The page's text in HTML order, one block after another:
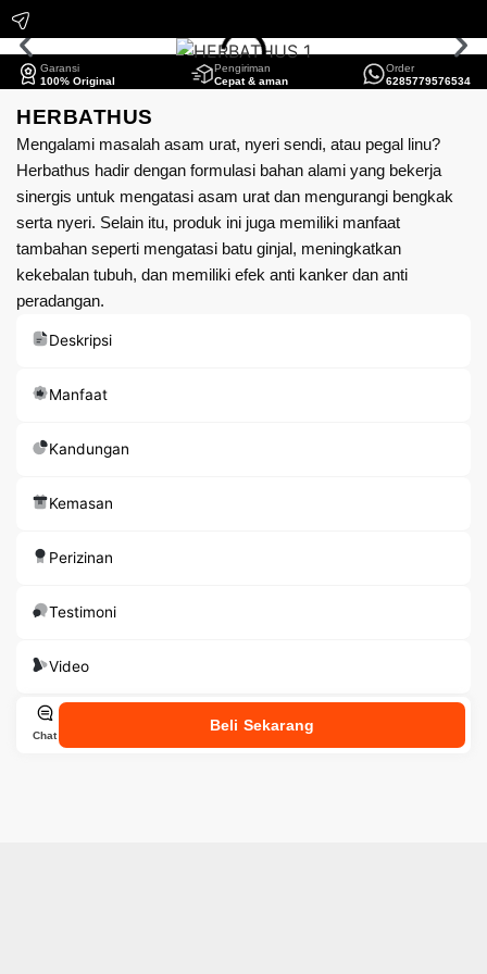
Garansi
100% Original
Pengiriman
Cepat & aman
Order
6285779576534
HERBATHUS
Mengalami masalah asam urat, nyeri sendi, atau pegal linu?
Herbathus hadir dengan formulasi bahan alami yang bekerja
sinergis untuk mengatasi asam urat dan mengurangi bengkak
serta nyeri. Selain itu, produk ini juga memiliki manfaat
tambahan seperti mengatasi batu ginjal, meningkatkan
kekebalan tubuh, dan memiliki efek anti kanker dan anti
peradangan.
Deskripsi
Manfaat
Kandungan
Kemasan
Perizinan
Testimoni
Video
Chat
Beli Sekarang